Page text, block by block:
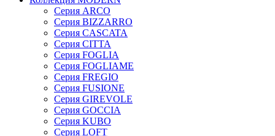
Серия ARCO
Серия BIZZARRO
Серия CASCATA
Серия CITTA
Серия FOGLIA
Серия FOGLIAME
Серия FREGIO
Серия FUSIONE
Серия GIREVOLE
Серия GOCCIA
Серия KUBO
Серия LOFT